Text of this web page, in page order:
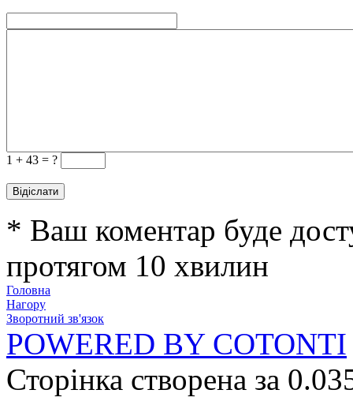
1 + 43 = ?
* Ваш коментар буде
протягом 10 хвилин
Головна
Нагору
Зворотний зв'язок
POWERED BY COTONTI
Сторінка створена за